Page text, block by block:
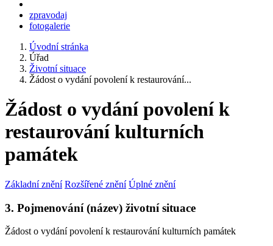
zpravodaj
fotogalerie
Úvodní stránka
Úřad
Životní situace
Žádost o vydání povolení k restaurování...
Žádost o vydání povolení k
restaurování kulturních
památek
Základní znění Rozšířené znění Úplné znění
3. Pojmenování (název) životní situace
Žádost o vydání povolení k restaurování kulturních památek